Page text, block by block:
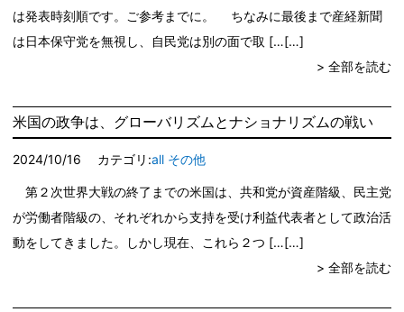
は発表時刻順です。ご参考までに。 ちなみに最後まで産経新聞
は日本保守党を無視し、自民党は別の面で取 […
> 全部を読む
米国の政争は、グローバリズムとナショナリズムの戦い
2024/10/16 カテゴリ:all その他
第２次世界大戦の終了までの米国は、共和党が資産階級、民主党
が労働者階級の、それぞれから支持を受け利益代表者として政治活
動をしてきました。しかし現在、これら２つ […
> 全部を読む